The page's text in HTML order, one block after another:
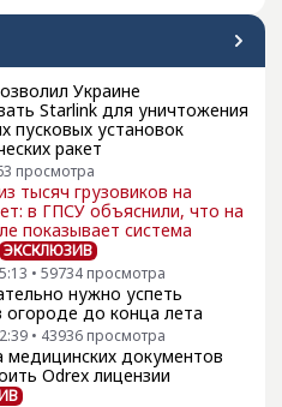
Украине
Starlink для уничтожения
пусковых установок
ракет
просмотра
тысяч грузовиков на
в ГПСУ объяснили, что на
показывает система
ЭКСКЛЮЗИВ
• 59734 просмотра
нужно успеть
огороде до конца лета
• 43936 просмотра
медицинских документов
Odrex лицензии